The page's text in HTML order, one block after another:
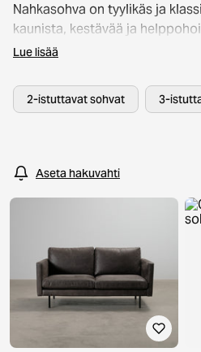
Nahkasohva on tyylikäs ja
kaunista, kestävää ja
löydät nahkasohvia joka tilaan
moderneihin valkoisiin nahkasohviin. Materiaalinsa
ansiosta nahkasohva säilyy
jo tänään!
Lue lisää
2-istuttavat sohvat 3-
Aseta hakuvahti